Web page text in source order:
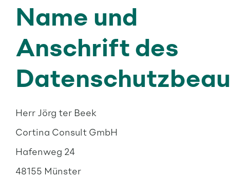
Name und
Anschrift des
Herr Jörg ter Beek
Cortina Consult GmbH
Hafenweg 24
48155 Münster